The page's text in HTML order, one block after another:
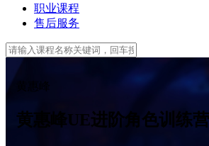
职业课程
售后服务
黄惠峰
黄惠峰UE进阶角色训练